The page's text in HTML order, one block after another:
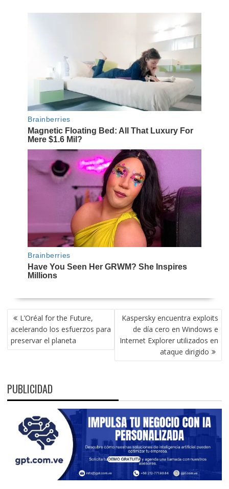
NAVEGACIÓN
DE
ENTRADAS
L’Oréal for the Future,
acelerando los esfuerzos para
preservar el planeta
Kaspersky encuentra exploits
de día cero en Windows e
Internet Explorer utilizados en
ataque dirigido
PUBLICIDAD